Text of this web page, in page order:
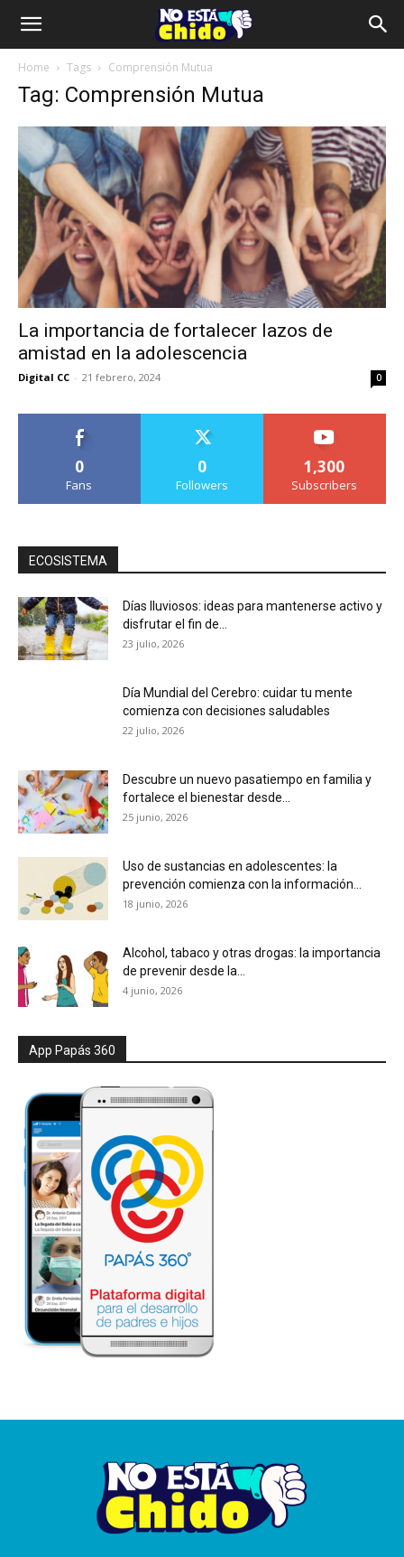
Home Tags Comprensión Mutua
Tag: Comprensión Mutua
La importancia de fortalecer lazos de
amistad en la adolescencia
Digital CC - 21 febrero, 2024 0
0
Fans
0
Followers
1,300
Subscribers
ECOSISTEMA
Días lluviosos: ideas para mantenerse activo y
disfrutar el fin de...
23 julio, 2026
Día Mundial del Cerebro: cuidar tu mente
comienza con decisiones saludables
22 julio, 2026
Descubre un nuevo pasatiempo en familia y
fortalece el bienestar desde...
25 junio, 2026
Uso de sustancias en adolescentes: la
prevención comienza con la información...
18 junio, 2026
Alcohol, tabaco y otras drogas: la importancia
de prevenir desde la...
4 junio, 2026
App Papás 360